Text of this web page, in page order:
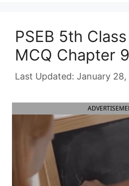
PSEB 5th
MCQ Chapter
January 28,